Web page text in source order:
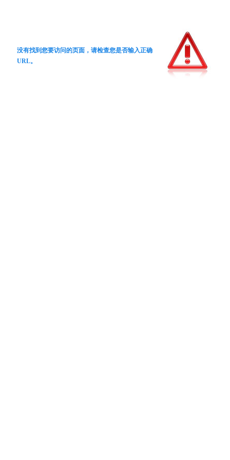
没有找到您要访问的页面，请检查您是否输入正确
URL。